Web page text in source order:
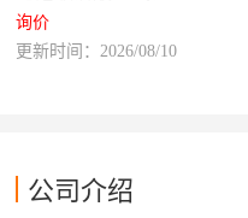
询价
更新时间：2026/08/10
公司介绍